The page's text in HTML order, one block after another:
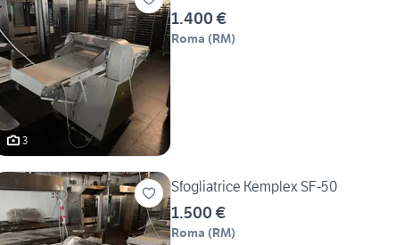
3
1.400 €
Roma (RM)
Sfogliatrice Kemplex SF-50
1.500 €
Roma (RM)